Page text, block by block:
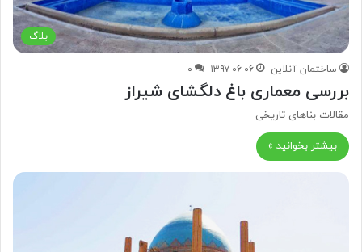
بلاگ
ساختمان آنلاین ۱۳۹۷-۰۶-۰۶ ۰
بررسی معماری باغ دلگشای شیراز
مقالات بناهای تاریخی
بیشتر بخوانید »